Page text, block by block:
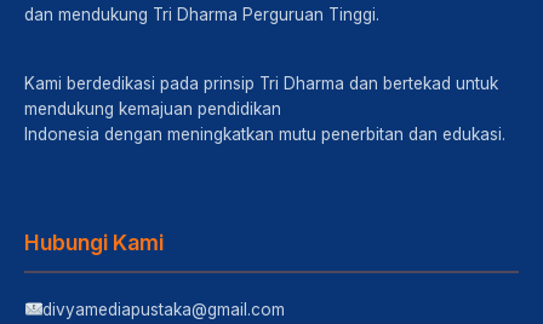
dan mendukung Tri Dharma Perguruan Tinggi.
Kami berdedikasi pada prinsip Tri Dharma dan bertekad untuk
mendukung kemajuan pendidikan
Indonesia dengan meningkatkan mutu penerbitan dan edukasi.
Hubungi Kami
divyamediapustaka@gmail.com